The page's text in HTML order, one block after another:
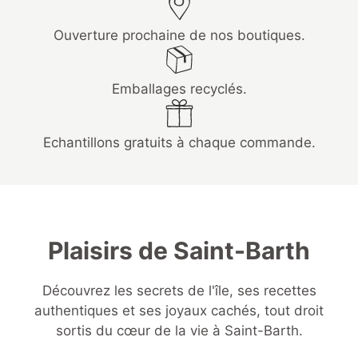
Ouverture prochaine de nos boutiques.
Emballages recyclés.
Echantillons gratuits à chaque commande.
Plaisirs de Saint-Barth
Découvrez les secrets de l'île, ses recettes
authentiques et ses joyaux cachés, tout droit
sortis du cœur de la vie à Saint-Barth.